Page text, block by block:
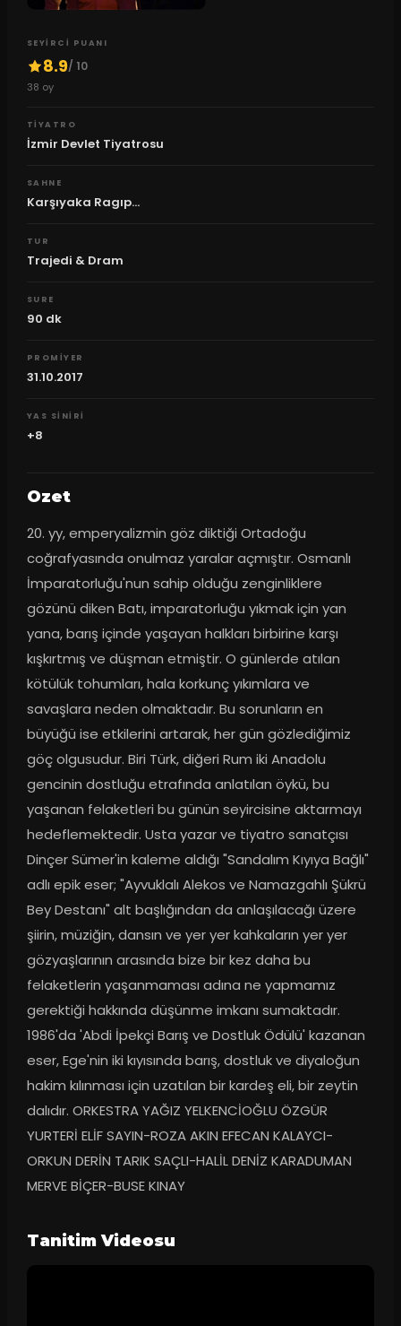
SEYIRCI PUANI
8.9/ 10
38 oy
TIYATRO
İzmir Devlet Tiyatrosu
SAHNE
Karşıyaka Ragıp...
TUR
Trajedi & Dram
SURE
90 dk
PROMIYER
31.10.2017
YAS SINIRI
+8
Ozet
20. yy, emperyalizmin göz diktiği Ortadoğu
coğrafyasında onulmaz yaralar açmıştır. Osmanlı
İmparatorluğu'nun sahip olduğu zenginliklere
gözünü diken Batı, imparatorluğu yıkmak için yan
yana, barış içinde yaşayan halkları birbirine karşı
kışkırtmış ve düşman etmiştir. O günlerde atılan
kötülük tohumları, hala korkunç yıkımlara ve
savaşlara neden olmaktadır. Bu sorunların en
büyüğü ise etkilerini artarak, her gün gözlediğimiz
göç olgusudur. Biri Türk, diğeri Rum iki Anadolu
gencinin dostluğu etrafında anlatılan öykü, bu
yaşanan felaketleri bu günün seyircisine aktarmayı
hedeflemektedir. Usta yazar ve tiyatro sanatçısı
Dinçer Sümer'in kaleme aldığı "Sandalım Kıyıya Bağlı"
adlı epik eser; "Ayvuklalı Alekos ve Namazgahlı Şükrü
Bey Destanı" alt başlığından da anlaşılacağı üzere
şiirin, müziğin, dansın ve yer yer kahkaların yer yer
gözyaşlarının arasında bize bir kez daha bu
felaketlerin yaşanmaması adına ne yapmamız
gerektiği hakkında düşünme imkanı sumaktadır.
1986'da 'Abdi İpekçi Barış ve Dostluk Ödülü' kazanan
eser, Ege'nin iki kıyısında barış, dostluk ve diyaloğun
hakim kılınması için uzatılan bir kardeş eli, bir zeytin
dalıdır. ORKESTRA YAĞIZ YELKENCİOĞLU ÖZGÜR
YURTERİ ELİF SAYIN-ROZA AKIN EFECAN KALAYCI-
ORKUN DERİN TARIK SAÇLI-HALİL DENİZ KARADUMAN
MERVE BİÇER-BUSE KINAY
Tanitim Videosu